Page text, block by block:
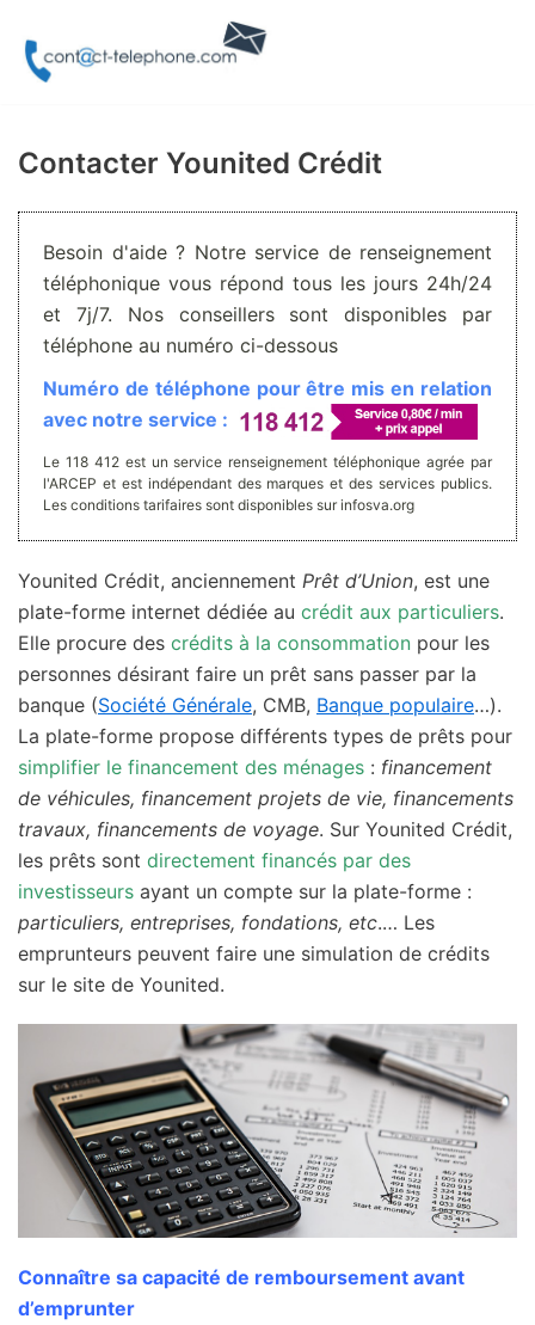
Aller
Contacter Younited Crédit
Besoin d'aide ? Notre service de renseignement
téléphonique vous répond tous les jours 24h/24
et 7j/7. Nos conseillers sont disponibles par
téléphone au numéro ci-dessous
Numéro de téléphone pour être mis en relation
avec notre service :
Le 118 412 est un service renseignement téléphonique agrée par
l'ARCEP et est indépendant des marques et des services publics.
Les conditions tarifaires sont disponibles sur infosva.org
Younited Crédit, anciennement Prêt d’Union, est une
plate-forme internet dédiée au crédit aux particuliers.
Elle procure des crédits à la consommation pour les
personnes désirant faire un prêt sans passer par la
banque (Société Générale, CMB, Banque populaire…).
La plate-forme propose différents types de prêts pour
simplifier le financement des ménages : financement
de véhicules, financement projets de vie, financements
travaux, financements de voyage. Sur Younited Crédit,
les prêts sont directement financés par des
investisseurs ayant un compte sur la plate-forme :
particuliers, entreprises, fondations, etc.… Les
emprunteurs peuvent faire une simulation de crédits
sur le site de Younited.
Connaître sa capacité de remboursement avant
d’emprunter